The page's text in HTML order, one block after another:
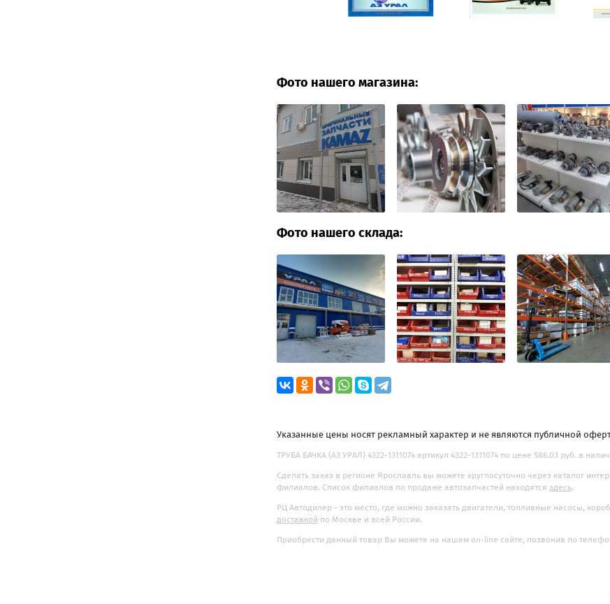
Фото нашего магазина:
Фото нашего склада:
Указанные цены носят рекламный характер и не являются публичной
ТРУБА БАЧКА (АЗ УРАЛ) 4322-1311074 артикул 4322-1311074 по цене 586.03 руб. в
Сделать заказ в регионе Ярославль вы можете круглосуточно через каталог
филиалов. Список филиалов по продаже автозапчастей находятся здесь.
РЦ Автодилер - это место, где можно заказать двигатели, топливные насосы,
доставкой по Москве и всей России.
Приобрести данный товар Вы можете на нашем on-line сайте, позвонив по